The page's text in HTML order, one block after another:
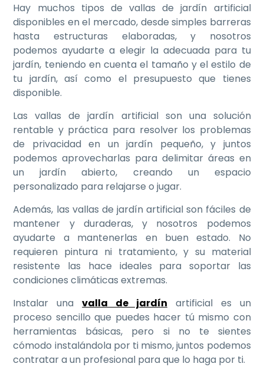
Hay muchos tipos de vallas de jardín artificial
disponibles en el mercado, desde simples barreras
hasta estructuras elaboradas, y nosotros
podemos ayudarte a elegir la adecuada para tu
jardín, teniendo en cuenta el tamaño y el estilo de
tu jardín, así como el presupuesto que tienes
disponible.
Las vallas de jardín artificial son una solución
rentable y práctica para resolver los problemas
de privacidad en un jardín pequeño, y juntos
podemos aprovecharlas para delimitar áreas en
un jardín abierto, creando un espacio
personalizado para relajarse o jugar.
Además, las vallas de jardín artificial son fáciles de
mantener y duraderas, y nosotros podemos
ayudarte a mantenerlas en buen estado. No
requieren pintura ni tratamiento, y su material
resistente las hace ideales para soportar las
condiciones climáticas extremas.
Instalar unavalla de jardín artificial es un
proceso sencillo que puedes hacer tú mismo con
herramientas básicas, pero si no te sientes
cómodo instalándola por ti mismo, juntos podemos
contratar a un profesional para que lo haga por ti.